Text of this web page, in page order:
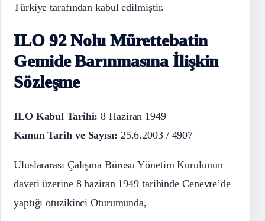
Türkiye tarafından kabul edilmiştir.
ILO 92 Nolu Mürettebatin
Gemide Barınmasına İlişkin
Sözleşme
ILO Kabul Tarihi: 8 Haziran 1949
Kanun Tarih ve Sayısı: 25.6.2003 / 4907
Uluslararası Çalışma Bürosu Yönetim Kurulunun
daveti üzerine 8 haziran 1949 tarihinde Cenevre’de
yaptığı otuzikinci Oturumunda,